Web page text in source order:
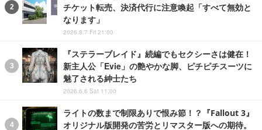
チケット転売、決済代行に注意喚起「すべて無効と
なります」
2026.8.7 Fri 21:00
『ステラーブレイド』続編でもセクシーさは健在！
新主人公「Evie」の艶やかな脚、ピチピチスーツに
魅了される紳士たち
2026.6.6 Sat 11:00
ライトの数まで制限ありで恨み節！？『Fallout 3』
オリジナル版開発の苦労とリマスター版への期待。